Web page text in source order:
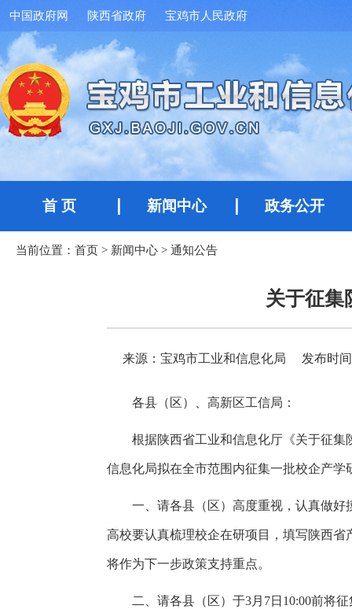
中国政府网 陕西省政府 宝鸡市人民政府
首 页 新闻中心 政务公开
当前位置： 首页 > 新闻中心 > 通知公告
关于征集
来源：宝鸡市工业和信息化局 发布时
各县（区）、高新区工信局：
根据陕西省工业和信息化厅《关于征
信息化局拟在全市范围内征集一批校企产
一、请各县（区）高度重视，认真做
高校要认真梳理校企在研项目，填写陕西
将作为下一步政策支持重点。
二、请各县（区）于3月7日10:00前将征